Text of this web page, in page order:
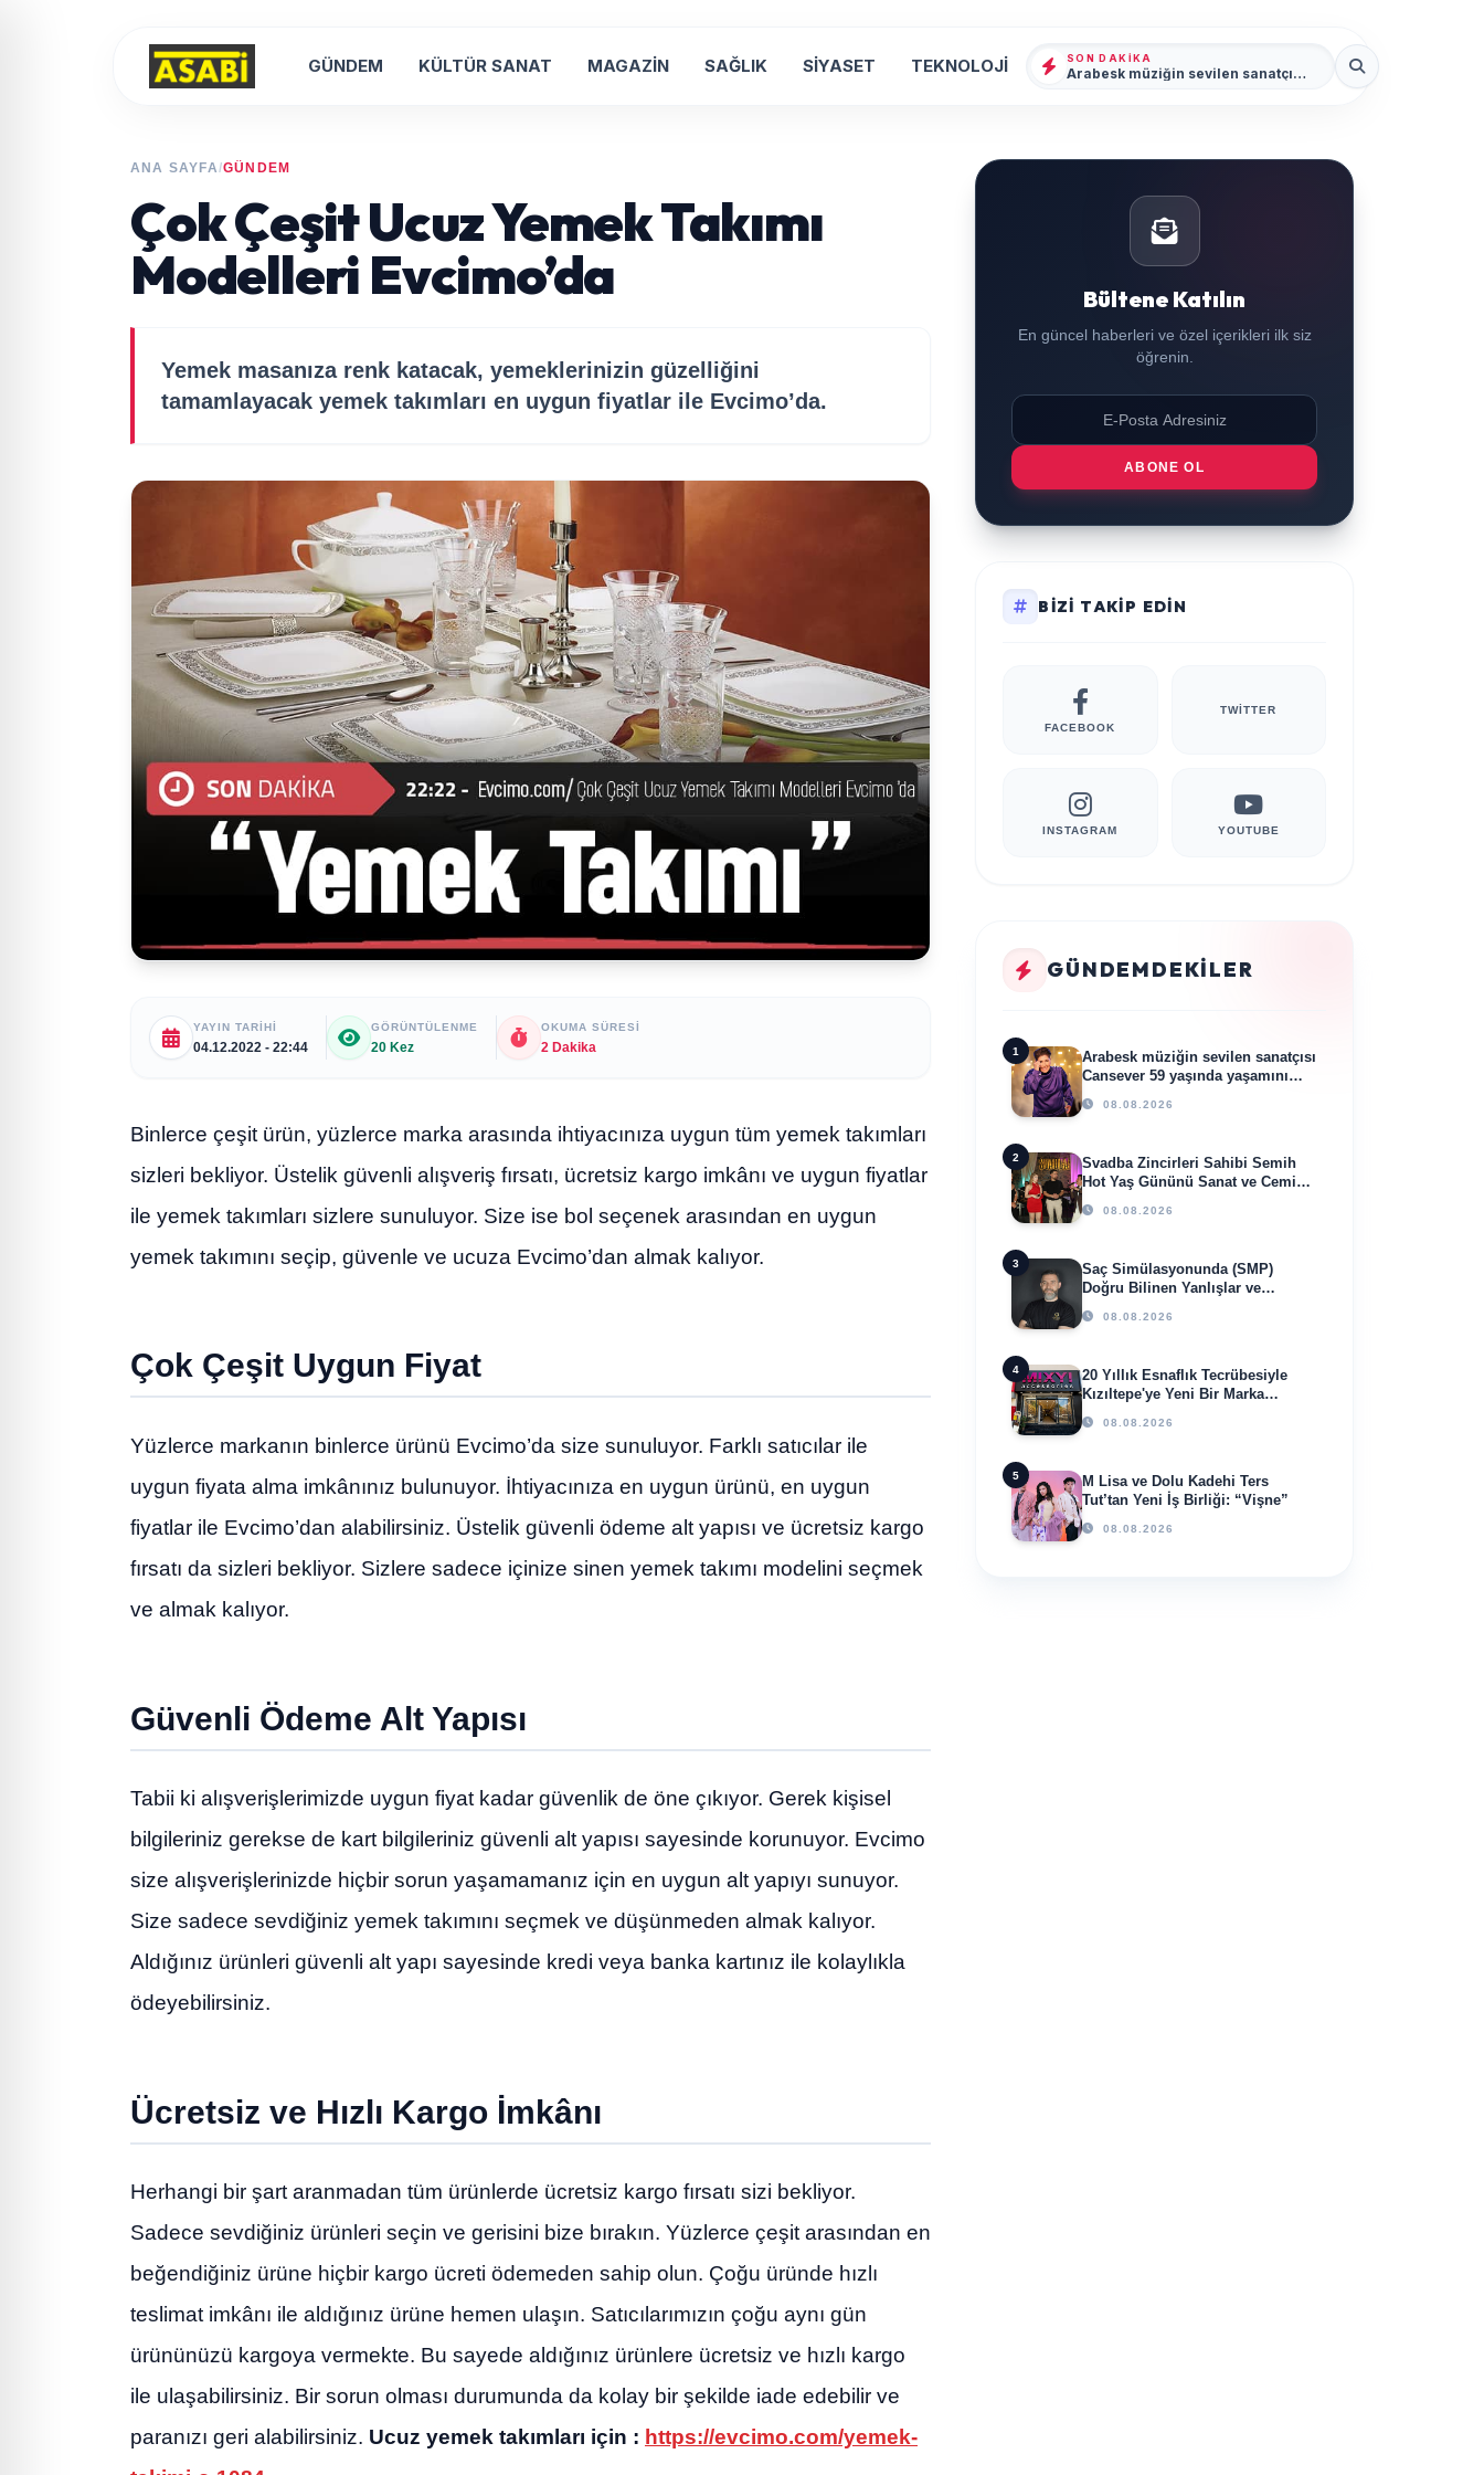
GÜNDEM KÜLTÜR SANAT MAGAZİN SAĞLIK SİYASET TEKNOLOJİ SON DAKIKA
Arabesk müziğin sevilen sanatçısı Cansever 59 yaşında yaşamını yitirdi
ANA SAYFA/GÜNDEM
Çok Çeşit Ucuz Yemek Takımı
Modelleri Evcimo’da
Yemek masanıza renk katacak, yemeklerinizin güzelliğini
tamamlayacak yemek takımları en uygun fiyatlar ile Evcimo’da.
YAYIN TARIHI
04.12.2022 - 22:44
GÖRÜNTÜLENME
20 Kez
OKUMA SÜRESI
2 Dakika
Binlerce çeşit ürün, yüzlerce marka arasında ihtiyacınıza uygun tüm yemek takımları
sizleri bekliyor. Üstelik güvenli alışveriş fırsatı, ücretsiz kargo imkânı ve uygun fiyatlar
ile yemek takımları sizlere sunuluyor. Size ise bol seçenek arasından en uygun
yemek takımını seçip, güvenle ve ucuza Evcimo’dan almak kalıyor.
Çok Çeşit Uygun Fiyat
Yüzlerce markanın binlerce ürünü Evcimo’da size sunuluyor. Farklı satıcılar ile
uygun fiyata alma imkânınız bulunuyor. İhtiyacınıza en uygun ürünü, en uygun
fiyatlar ile Evcimo’dan alabilirsiniz. Üstelik güvenli ödeme alt yapısı ve ücretsiz kargo
fırsatı da sizleri bekliyor. Sizlere sadece içinize sinen yemek takımı modelini seçmek
ve almak kalıyor.
Güvenli Ödeme Alt Yapısı
Tabii ki alışverişlerimizde uygun fiyat kadar güvenlik de öne çıkıyor. Gerek kişisel
bilgileriniz gerekse de kart bilgileriniz güvenli alt yapısı sayesinde korunuyor. Evcimo
size alışverişlerinizde hiçbir sorun yaşamamanız için en uygun alt yapıyı sunuyor.
Size sadece sevdiğiniz yemek takımını seçmek ve düşünmeden almak kalıyor.
Aldığınız ürünleri güvenli alt yapı sayesinde kredi veya banka kartınız ile kolaylıkla
ödeyebilirsiniz.
Ücretsiz ve Hızlı Kargo İmkânı
Herhangi bir şart aranmadan tüm ürünlerde ücretsiz kargo fırsatı sizi bekliyor.
Sadece sevdiğiniz ürünleri seçin ve gerisini bize bırakın. Yüzlerce çeşit arasından en
beğendiğiniz ürüne hiçbir kargo ücreti ödemeden sahip olun. Çoğu üründe hızlı
teslimat imkânı ile aldığınız ürüne hemen ulaşın. Satıcılarımızın çoğu aynı gün
ürününüzü kargoya vermekte. Bu sayede aldığınız ürünlere ücretsiz ve hızlı kargo
ile ulaşabilirsiniz. Bir sorun olması durumunda da kolay bir şekilde iade edebilir ve
paranızı geri alabilirsiniz. Ucuz yemek takımları için : https://evcimo.com/yemek-
Bültene Katılın
En güncel haberleri ve özel içerikleri ilk siz
öğrenin.
ABONE OL
BIZI TAKIP EDIN
FACEBOOK
TWITTER
INSTAGRAM YOUTUBE
GÜNDEMDEKILER
1
Arabesk müziğin sevilen sanatçısı
Cansever 59 yaşında yaşamını
yitirdi
08.08.2026
2
Svadba Zincirleri Sahibi Semih
Hot Yaş Gününü Sanat ve Cemiyet
Dünyasının Ünlü İsimleriyle
Kutladı!
08.08.2026
3
Saç Simülasyonunda (SMP)
Doğru Bilinen Yanlışlar ve
Sektörün Geleceği: Onur Akdeniz
ile Özel Röportaj
08.08.2026
4
20 Yıllık Esnaflık Tecrübesiyle
Kızıltepe'ye Yeni Bir Marka
Kazandırdı
08.08.2026
5
M Lisa ve Dolu Kadehi Ters
Tut’tan Yeni İş Birliği: “Vişne”
08.08.2026